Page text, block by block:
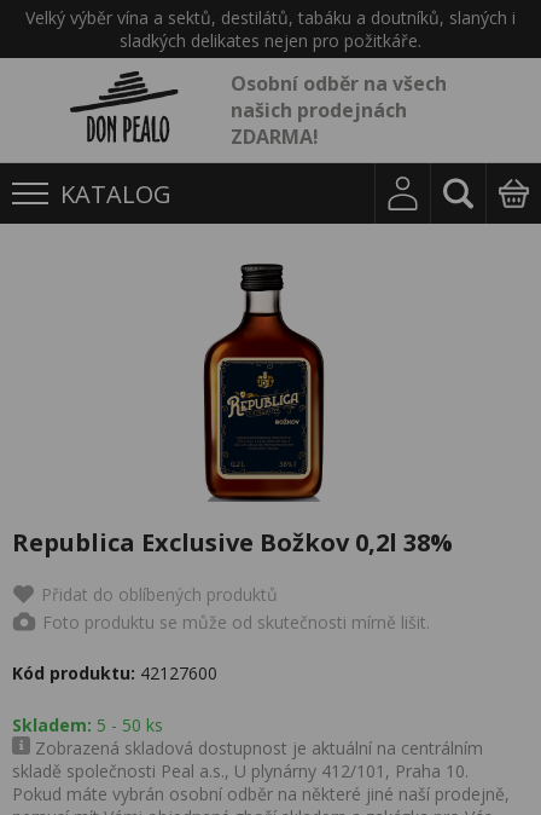
Velký výběr vína a sektů, destilátů, tabáku a doutníků, slaných i
sladkých delikates nejen pro požitkáře.
Osobní odběr na všech
našich prodejnách
ZDARMA!
KATALOG
Republica Exclusive Božkov 0,2l 38%
Přidat do oblíbených produktů
Foto produktu se může od skutečnosti mírně lišit.
Kód produktu: 42127600
Skladem: 5 - 50 ks
Zobrazená skladová dostupnost je aktuální na centrálním
skladě společnosti Peal a.s., U plynárny 412/101, Praha 10.
Pokud máte vybrán osobní odběr na některé jiné naší prodejně,